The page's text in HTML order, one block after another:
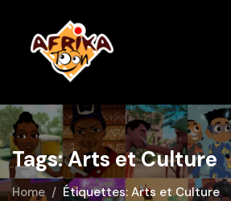
Tags: Arts et Culture
Home Étiquettes: Arts et Culture